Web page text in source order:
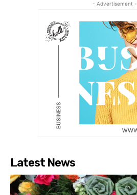
- Advertisement -
Latest News